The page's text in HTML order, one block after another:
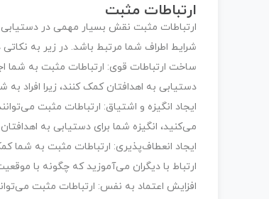
ارتباطات مثبت
ارتباطات مثبت نقش بسیار مهمی در دستیابی
شرایط اطراف شما مرتبط باشد. در زیر به
ساخت ارتباطات قوی: ارتباطات مثبت به شما
دستیابی به اهدافتان کمک کنند، زیرا افراد
ایجاد انگیزه و اشتیاق: ارتباطات مثبت
می‌کنید، انگیزه شما برای دستیابی به
ایجاد انعطاف‌پذیری: ارتباطات مثبت به شما
ارتباط با دیگران می‌آموزید که چگونه با
افزایش اعتماد به نفس: ارتباطات مثبت